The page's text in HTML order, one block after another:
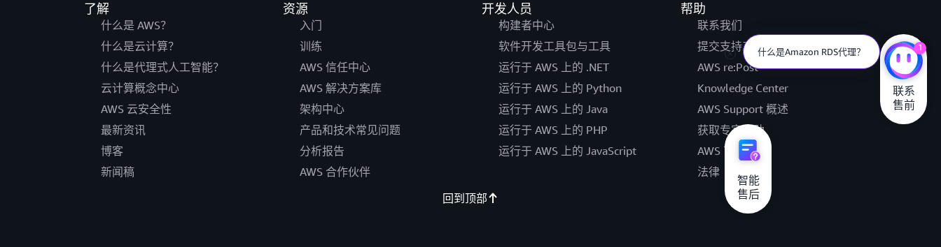
了解
什么是 AWS？
什么是云计算？
什么是代理式人工智能？
云计算概念中心
AWS 云安全性
最新资讯
博客
新闻稿
资源
入门
训练
AWS 信任中心
AWS 解决方案库
架构中心
产品和技术常见问题
分析报告
AWS 合作伙伴
开发人员
构建者中心
软件开发工具包与工具
运行于 AWS 上的 .NET
运行于 AWS 上的 Python
运行于 AWS 上的 Java
运行于 AWS 上的 PHP
运行于 AWS 上的 JavaScript
帮助
联系我们
提交支持工单
AWS re:Post
Knowledge Center
AWS Support 概述
获取专家帮助
AWS 可访问性
法律
回到顶部
什么是Amazon RDS代理？ 1
联系
售前
智能
售后